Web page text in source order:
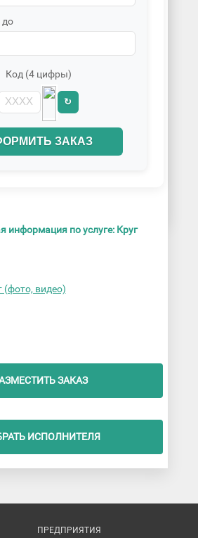
до
Код (4 цифры)
↻
ЗАКАЗ
информация по услуге: Круг
видео)
ЗАКАЗ
ИСПОЛНИТЕЛЯ
ПРЕДПРИЯТИЯ